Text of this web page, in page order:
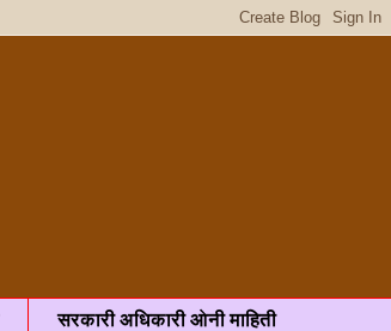
सरकारी अधिकारी ओनी माहिती